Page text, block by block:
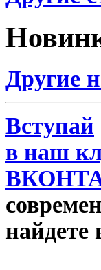
Другие
Вступай
в наш
найдете